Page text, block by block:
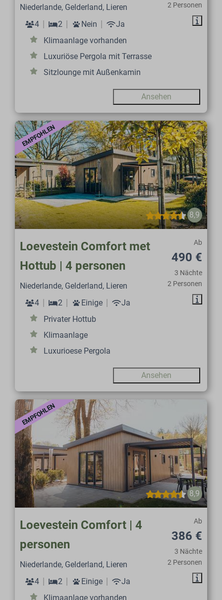
2 Personen
Niederlande, Gelderland, Lieren
4
2 Nein
Ja
Klimaanlage vorhanden
Luxuriöse Pergola mit Terrasse
Sitzlounge mit Außenkamin
Ansehen
EMPFOHLEN
8,9
Ab
490 €
3 Nächte
2 Personen
Loevestein Comfort met
Hottub | 4 personen
Niederlande, Gelderland, Lieren
4
2 Einige
Ja
Privater Hottub
Klimaanlage
Luxurioese Pergola
Ansehen
EMPFOHLEN
8,9
Ab
386 €
3 Nächte
2 Personen
Loevestein Comfort | 4
personen
Niederlande, Gelderland, Lieren
4
2 Einige
Ja
Klimaanlage vorhanden